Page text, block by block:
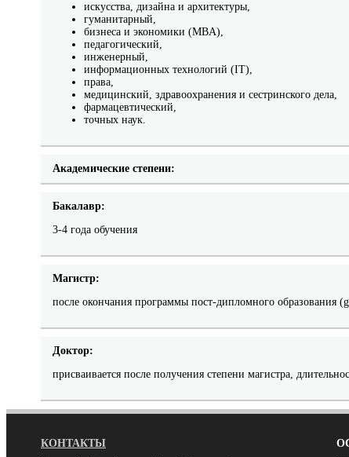
искусства, дизайна и архитектуры,
гуманитарный,
бизнеса и экономики (MBA),
педагогический,
инженерный,
информационных технологий (IT),
права,
медицинский, здравоохранения и сестринского дела,
фармацевтический,
точных наук.
Академические степени:
Бакалавр:
3-4 года обучения
Магистр:
после окончания программы пост-дипломного образования
Доктор:
присваивается после получения степени магистра,
КОНТАКТЫ